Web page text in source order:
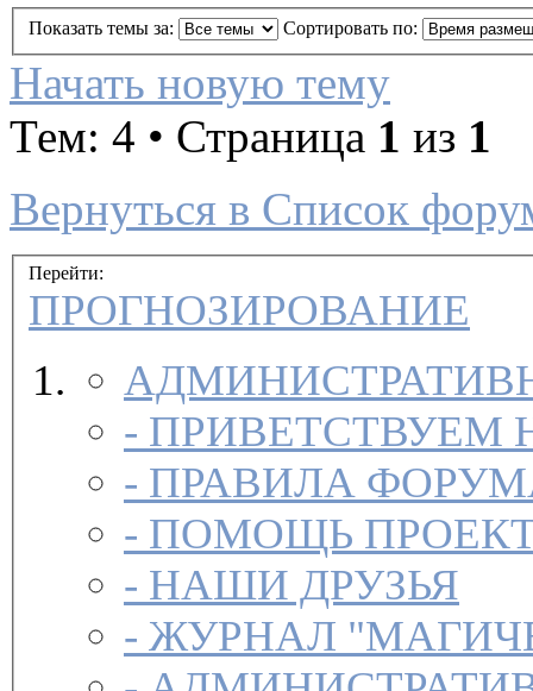
Показать темы за: Сортировать по:
Начать новую тему
Тем: 4 • Страница 1 из 1
Вернуться в Список
Перейти:
ПРОГНОЗИРОВАНИЕ
- ПРИВЕТСТВУЕМ
-
ПРАВИЛА
- ПОМОЩЬ
- НАШИ ДРУЗЬЯ
- ЖУРНАЛ